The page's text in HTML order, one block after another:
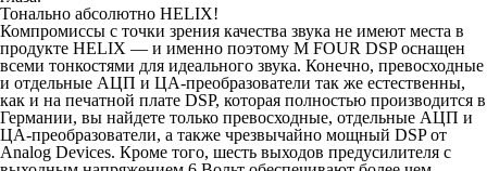
Тонально абсолютно HELIX!
Компромиссы с точки зрения качества звука не имеют места в
продукте HELIX — и именно поэтому M FOUR DSP оснащен
всеми тонкостями для идеального звука. Конечно, превосходные
и отдельные АЦП и ЦА-преобразователи так же естественны,
как и на печатной плате DSP, которая полностью производится в
Германии, вы найдете только превосходные, отдельные АЦП и
ЦА-преобразователи, а также чрезвычайно мощный DSP от
Analog Devices. Кроме того, шесть выходов предусилителя с